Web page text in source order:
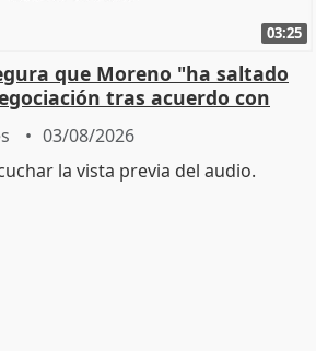
03:25
que Moreno "ha saltado
tras acuerdo con
03/08/2026